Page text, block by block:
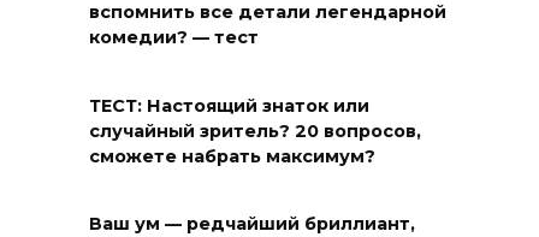
вспомнить все детали легендарной
комедии? — тест
ТЕСТ: Настоящий знаток или
случайный зритель? 20 вопросов,
сможете набрать максимум?
Ваш ум — редчайший бриллиант,